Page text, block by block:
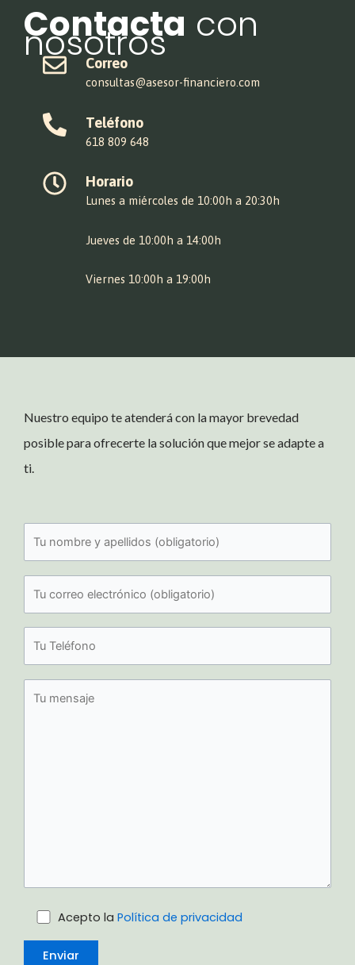
Contacta con
nosotros
Correo
consultas@asesor-financiero.com
Teléfono
618 809 648
Horario
Lunes a miércoles de 10:00h a 20:30h
Jueves de 10:00h a 14:00h
Viernes 10:00h a 19:00h
Nuestro equipo te atenderá con la mayor brevedad
posible para ofrecerte la solución que mejor se adapte a
ti.
Acepto la Política de privacidad